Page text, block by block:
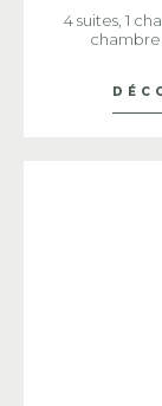
4 suites, 1
chambre